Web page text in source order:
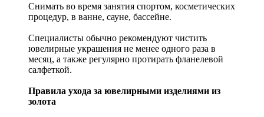
Снимать во время занятия спортом, косметических
процедур, в ванне, сауне, бассейне.
Специалисты обычно рекомендуют чистить
ювелирные украшения не менее одного раза в
месяц, а также регулярно протирать фланелевой
салфеткой.
Правила ухода за ювелирными изделиями из
золота